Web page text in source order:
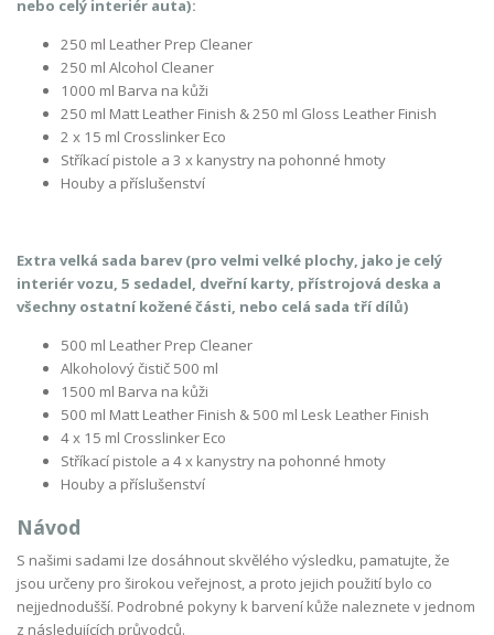
nebo celý interiér auta):
250 ml Leather Prep Cleaner
250 ml Alcohol Cleaner
1000 ml Barva na kůži
250 ml Matt Leather Finish & 250 ml Gloss Leather Finish
2 x 15 ml Crosslinker Eco
Stříkací pistole a 3 x kanystry na pohonné hmoty
Houby a příslušenství
Extra velká sada barev (pro velmi velké plochy, jako je celý
interiér vozu, 5 sedadel, dveřní karty, přístrojová deska a
všechny ostatní kožené části, nebo celá sada tří dílů)
500 ml Leather Prep Cleaner
Alkoholový čistič 500 ml
1500 ml Barva na kůži
500 ml Matt Leather Finish & 500 ml Lesk Leather Finish
4 x 15 ml Crosslinker Eco
Stříkací pistole a 4 x kanystry na pohonné hmoty
Houby a příslušenství
Návod
S našimi sadami lze dosáhnout skvělého výsledku, pamatujte, že
jsou určeny pro širokou veřejnost, a proto jejich použití bylo co
nejjednodušší. Podrobné pokyny k barvení kůže naleznete v jednom
z následujících průvodců.